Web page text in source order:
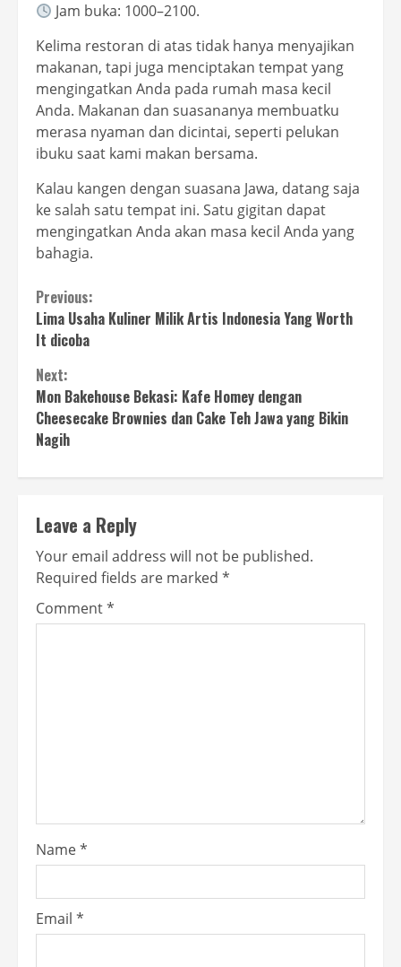
Jam buka: 1000–2100.
Kelima restoran di atas tidak hanya menyajikan
makanan, tapi juga menciptakan tempat yang
mengingatkan Anda pada rumah masa kecil
Anda. Makanan dan suasananya membuatku
merasa nyaman dan dicintai, seperti pelukan
ibuku saat kami makan bersama.
Kalau kangen dengan suasana Jawa, datang saja
ke salah satu tempat ini. Satu gigitan dapat
mengingatkan Anda akan masa kecil Anda yang
bahagia.
Continue
Reading
Previous:
Lima Usaha Kuliner Milik Artis Indonesia Yang Worth
It dicoba
Next:
Mon Bakehouse Bekasi: Kafe Homey dengan
Cheesecake Brownies dan Cake Teh Jawa yang Bikin
Nagih
Leave a Reply
Your email address will not be published.
Required fields are marked *
Comment*
Name*
Email *